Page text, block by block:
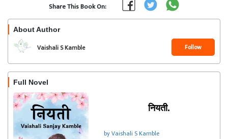
Share This Book On:
About Author
Vaishali S Kamble Follow
Full Novel
नियती.
by Vaishali S Kamble